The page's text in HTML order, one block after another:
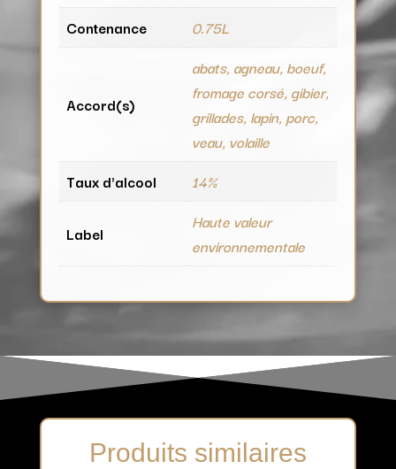
Contenance
0.75L
Accord(s)
abats, agneau, boeuf,
fromage corsé, gibier,
grillades, lapin, porc,
veau, volaille
Taux d'alcool
14%
Label
Haute valeur
environnementale
Produits similaires